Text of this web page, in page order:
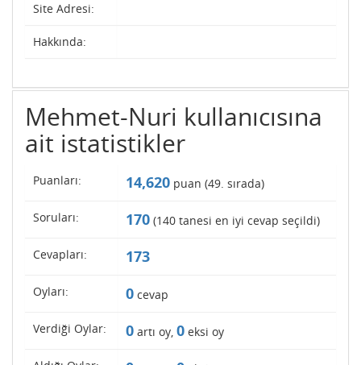
Site Adresi:
Hakkında:
Mehmet-Nuri kullanıcısına
ait istatistikler
Puanları: 14,620 puan (49. sırada)
Soruları: 170 (140 tanesi en iyi cevap seçildi)
Cevapları: 173
Oyları: 0 cevap
Verdiği Oylar: 0 artı oy, 0 eksi oy